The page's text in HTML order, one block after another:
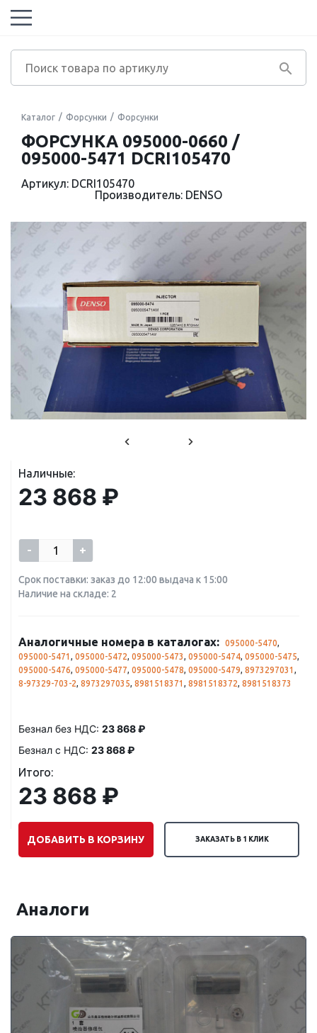
Каталог Форсунки Форсунки
ФОРСУНКА 095000-0660 /
095000-5471 DCRI105470
Артикул: DCRI105470
Производитель: DENSO
Наличные:
23 868 ₽
- +
Срок поставки: заказ до 12:00 выдача к 15:00
Наличие на складе: 2
Аналогичные номера в каталогах: 095000-5470,
095000-5471 , 095000-5472, 095000-5473, 095000-5474, 095000-5475,
095000-5476, 095000-5477, 095000-5478, 095000-5479, 8973297031 ,
8-97329-703-2, 8973297035, 8981518371 , 8981518372, 8981518373
Безнал без НДС: 23 868 ₽
Безнал с НДС: 23 868 ₽
Итого:
23 868 ₽
ДОБАВИТЬ В КОРЗИНУ ЗАКАЗАТЬ В 1 КЛИК
Аналоги